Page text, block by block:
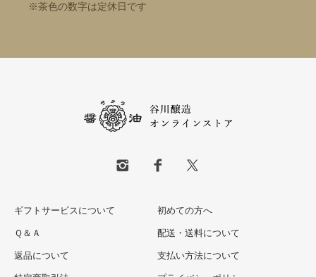
※茶色の数字は定休日です
ギフトサービスについて 初めての方へ
Ｑ＆Ａ 配送・送料について
返品について 支払い方法について